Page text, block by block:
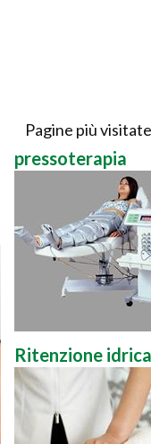
Pagine più
pressoterapia
Ritenzione idrica